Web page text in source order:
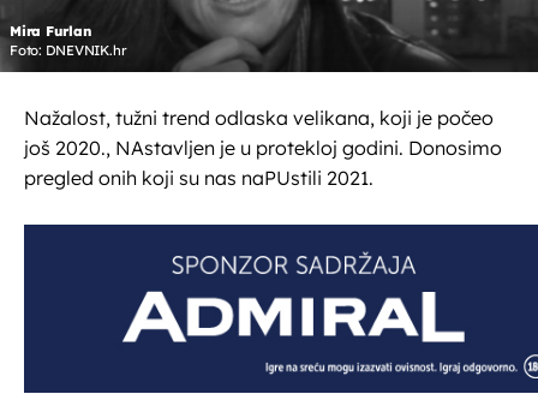
Mira Furlan
Foto: DNEVNIK.hr
Nažalost, tužni trend odlaska velikana, koji je počeo
još 2020., NAstavljen je u protekloj godini. Donosimo
pregled onih koji su nas naPUstili 2021.